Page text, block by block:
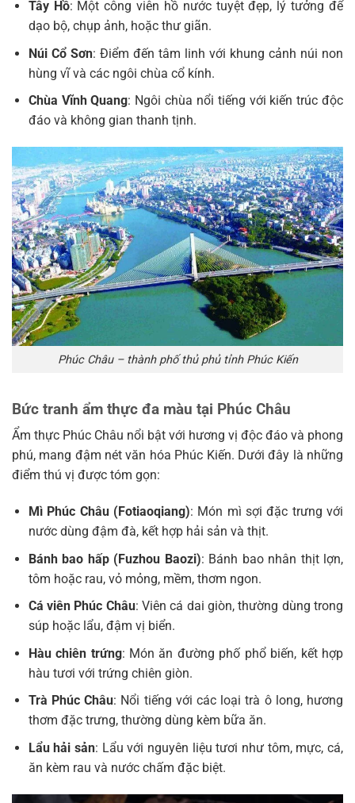
Tây Hồ: Một công viên hồ nước tuyệt đẹp, lý tưởng để
dạo bộ, chụp ảnh, hoặc thư giãn.
Núi Cổ Sơn: Điểm đến tâm linh với khung cảnh núi non
hùng vĩ và các ngôi chùa cổ kính.
Chùa Vĩnh Quang: Ngôi chùa nổi tiếng với kiến trúc độc
đáo và không gian thanh tịnh.
Phúc Châu – thành phố thủ phủ tỉnh Phúc Kiến
Bức tranh ẩm thực đa màu tại Phúc Châu
Ẩm thực Phúc Châu nổi bật với hương vị độc đáo và phong
phú, mang đậm nét văn hóa Phúc Kiến. Dưới đây là những
điểm thú vị được tóm gọn:
Mì Phúc Châu (Fotiaoqiang): Món mì sợi đặc trưng với
nước dùng đậm đà, kết hợp hải sản và thịt.
Bánh bao hấp (Fuzhou Baozi): Bánh bao nhân thịt lợn,
tôm hoặc rau, vỏ mỏng, mềm, thơm ngon.
Cá viên Phúc Châu: Viên cá dai giòn, thường dùng trong
súp hoặc lẩu, đậm vị biển.
Hàu chiên trứng: Món ăn đường phố phổ biến, kết hợp
hàu tươi với trứng chiên giòn.
Trà Phúc Châu: Nổi tiếng với các loại trà ô long, hương
thơm đặc trưng, thường dùng kèm bữa ăn.
Lẩu hải sản: Lẩu với nguyên liệu tươi như tôm, mực, cá,
ăn kèm rau và nước chấm đặc biệt.